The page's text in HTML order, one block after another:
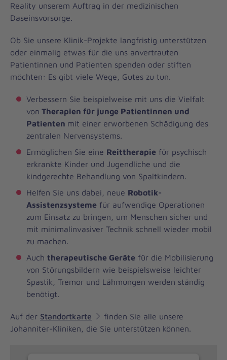
Reality unserem Auftrag in der medizinischen
Daseinsvorsorge.
Ob Sie unsere Klinik-Projekte langfristig unterstützen
oder einmalig etwas für die uns anvertrauten
Patientinnen und Patienten spenden oder stiften
möchten: Es gibt viele Wege, Gutes zu tun.
Verbessern Sie beispielweise mit uns die Vielfalt
von Therapien für junge Patientinnen und
Patienten mit einer erworbenen Schädigung des
zentralen Nervensystems.
Ermöglichen Sie eine Reittherapie für psychisch
erkrankte Kinder und Jugendliche und die
kindgerechte Behandlung von Spaltkindern.
Helfen Sie uns dabei, neue Robotik-
Assistenzsysteme für aufwendige Operationen
zum Einsatz zu bringen, um Menschen sicher und
mit minimalinvasiver Technik schnell wieder mobil
zu machen.
Auch therapeutische Geräte für die Mobilisierung
von Störungsbildern wie beispielsweise leichter
Spastik, Tremor und Lähmungen werden ständig
benötigt.
Auf der Standortkarte
finden Sie alle unsere
Johanniter-Kliniken, die Sie unterstützen können.